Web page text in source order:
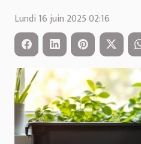
Lundi 16 juin 2025 02:16